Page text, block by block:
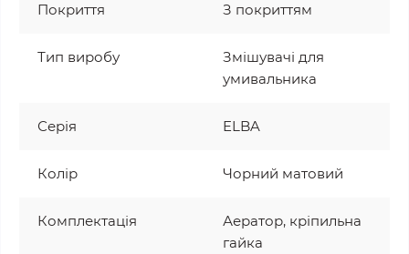
Покриття З покриттям
Тип виробу
Змішувачі для
умивальника
Серія ELBA
Колір Чорний матовий
Комплектація
Аератор, кріпильна
гайка